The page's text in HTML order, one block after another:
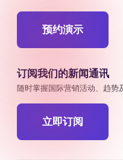
预约演示
订阅我们的新闻通讯
随时掌握国际营销活动、趋势
立即订阅